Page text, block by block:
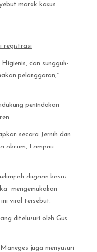
marak kasus
registrasi
dan sungguh-
pelanggaran,”
penindakan
secara Jernih dan
oknum, Lampau
dugaan kasus
mengemukakan
viral tersebut.
ditelusuri oleh Gus
juga menyusuri